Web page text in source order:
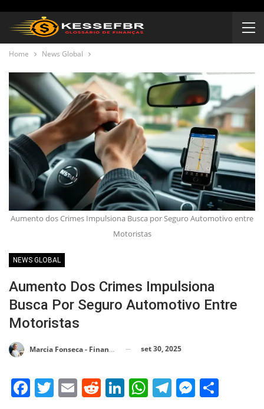
Home News Global
Aumento dos Crimes Impulsiona Busca por Seguro Automotivo entre
Motoristas
NEWS GLOBAL
Aumento Dos Crimes Impulsiona
Busca Por Seguro Automotivo Entre
Motoristas
Marcia Fonseca - Financial Consultant set 30, 2025
Facebook
Twitter
EmailReddit
LinkedIn
WhatsApp
Telegram